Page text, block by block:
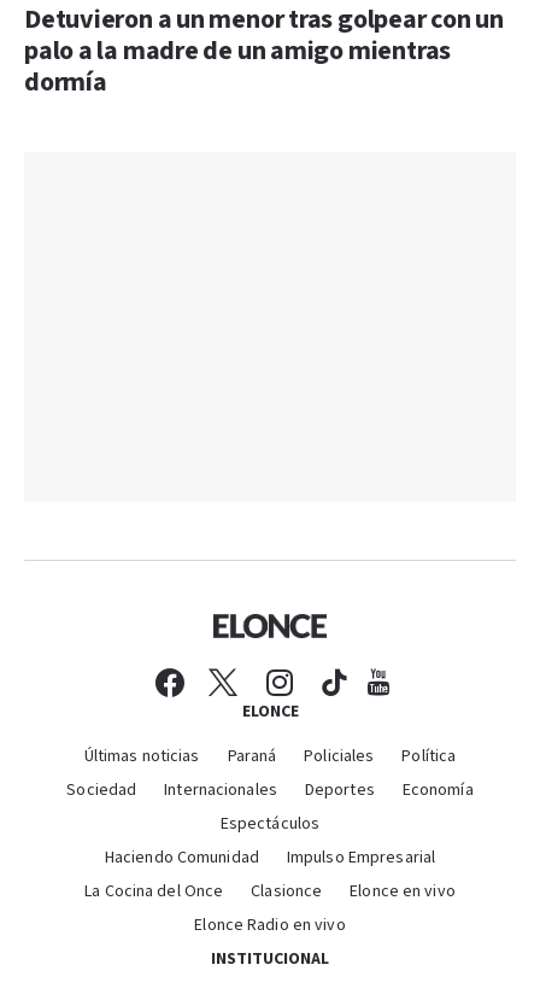
Detuvieron a un menor tras golpear con un
palo a la madre de un amigo mientras
dormía
ELONCE
Últimas noticias Paraná Policiales
Política
Sociedad
Internacionales Deportes
Economía
Espectáculos
Haciendo Comunidad
Impulso Empresarial
La Cocina del Once
Clasionce
Elonce en vivo
Elonce Radio en vivo
INSTITUCIONAL